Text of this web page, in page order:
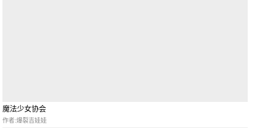
魔法少女协会
作者:爆裂吉娃娃